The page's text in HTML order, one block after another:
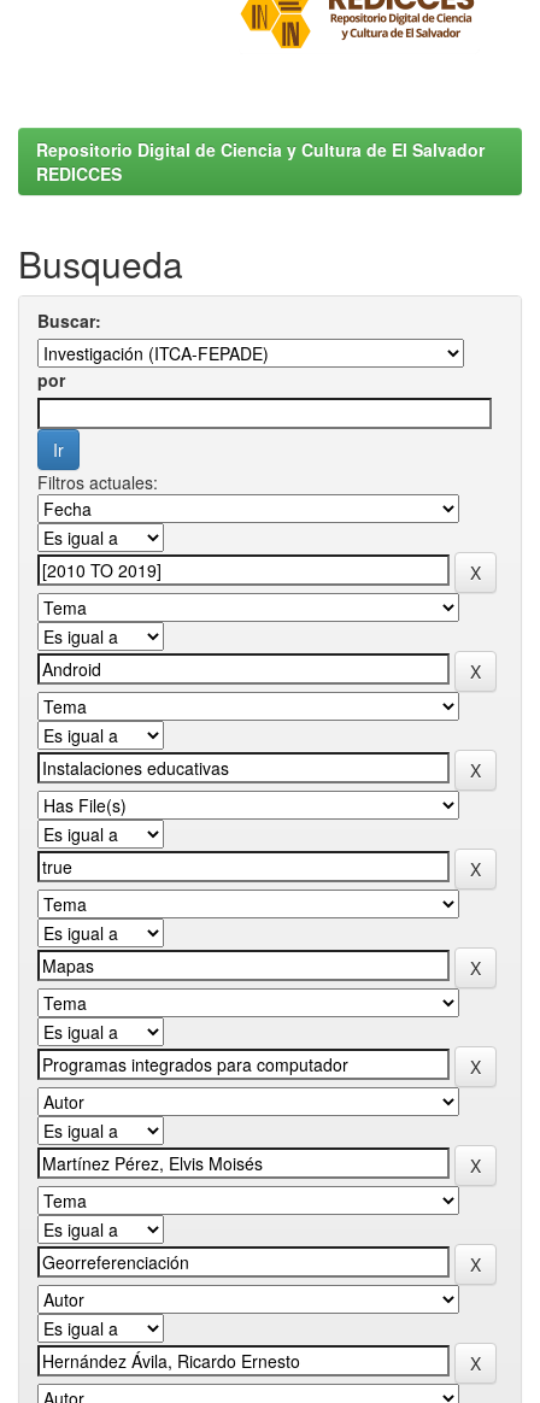
Repositorio Digital de Ciencia y Cultura de El Salvador
REDICCES
Busqueda
Buscar:
por
Filtros actuales: